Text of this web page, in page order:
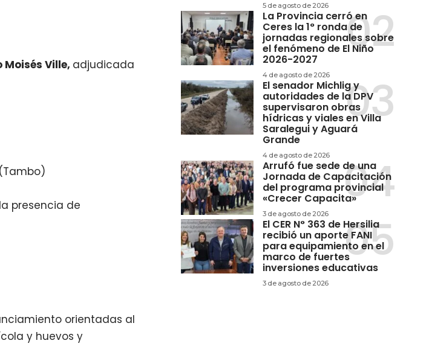
Ville, adjudicada
presencia de
orientadas al
y huevos y
5 de agosto de 2026
La Provincia cerró en
Ceres la 1° ronda de
jornadas regionales sobre
el fenómeno de El Niño
2026-2027
4 de agosto de 2026
El senador Michlig y
autoridades de la DPV
supervisaron obras
hídricas y viales en Villa
Saralegui y Aguará
Grande
4 de agosto de 2026
Arrufó fue sede de una
Jornada de Capacitación
del programa provincial
«Crecer Capacita»
3 de agosto de 2026
El CER N° 363 de Hersilia
recibió un aporte FANI
para equipamiento en el
marco de fuertes
inversiones educativas
3 de agosto de 2026